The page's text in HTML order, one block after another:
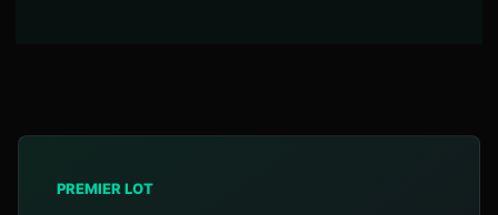
PREMIER LOT